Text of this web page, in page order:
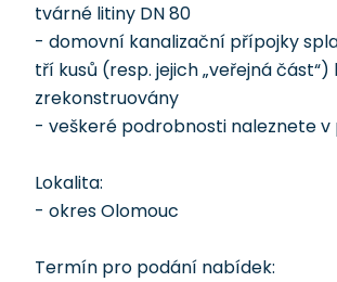
tvárné litiny DN 80
- domovní kanalizační přípojky
tří kusů (resp. jejich „veřejná část“)
zrekonstruovány
- veškeré podrobnosti naleznete v
Lokalita:
- okres Olomouc
Termín pro podání nabídek: